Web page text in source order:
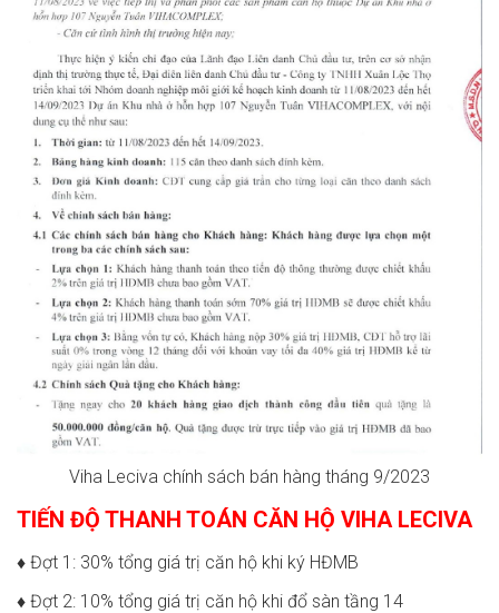
Viha Leciva chính sách bán hàng tháng 9/2023
TIẾN ĐỘ THANH TOÁN CĂN HỘ VIHA LECIVA
♦ Đợt 1: 30% tổng giá trị căn hộ khi ký HĐMB
♦ Đợt 2: 10% tổng giá trị căn hộ khi đổ sàn tầng 14